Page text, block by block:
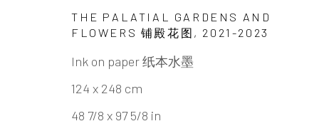
THE PALATIAL GARDENS AND
FLOWERS 铺殿花图 , 2021-2023
Ink on paper 纸本水墨
124 x 248 cm
48 7/8 x 97 5/8 in